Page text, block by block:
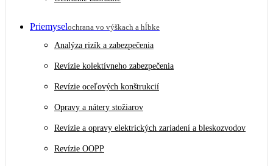
Priemyselochrana vo výškach a hĺbke
Analýza rizík a zabezpečenia
Revízie kolektívneho zabezpečenia
Revízie oceľových konštrukcií
Opravy a nátery stožiarov
Revízie a opravy elektrických zariadení a bleskozvodov
Revízie OOPP